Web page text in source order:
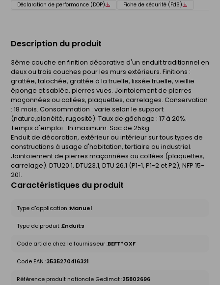
Déclaration de performance (DOP)
Fiche de sécurité (FdS)
Description du produit
3ème couche en finition décorative d'un enduit traditionnel en
deux ou trois couches pour les murs extérieurs. Finitions :
grattée, talochée, grattée à la truelle, lissée truelle, vieillie
éponge et sablée, pierres vues. Jointoiement de pierres
maçonnées ou collées, plaquettes, carrelages. Conservation
: 18 mois. Consommation : varie selon le support
(nature,planéité, rugosité). Taux de gâchage : 17 à 20%.
Temps d'emploi : 1h maximum. Sac de 25kg.
Enduit de décoration, extérieur ou intérieur sur tous types de
constructions à usage d'habitation, tertiaire ou industriel.
Jointoiement de pierres maçonnées ou collées (plaquettes,
carrelage). DTU20.1, DTU23.1, DTU 26.1 (P1-1, P1-2 et P2), NFP 15-
201.
Caractéristiques du produit
Type d'application :Manuel
Type de produit :Enduits
Code article chez le fournisseur :BEFT*OXF
Code EAN :3535270416321
Référence produit nationale Gedimat :25802696